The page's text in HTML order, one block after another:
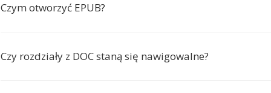
Czym otworzyć EPUB?
Czy rozdziały z DOC staną się nawigowalne?